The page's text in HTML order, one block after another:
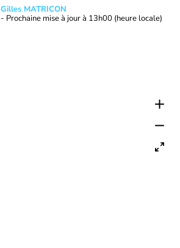
Gilles MATRICON
- Prochaine mise à jour à 13h00 (heure locale)